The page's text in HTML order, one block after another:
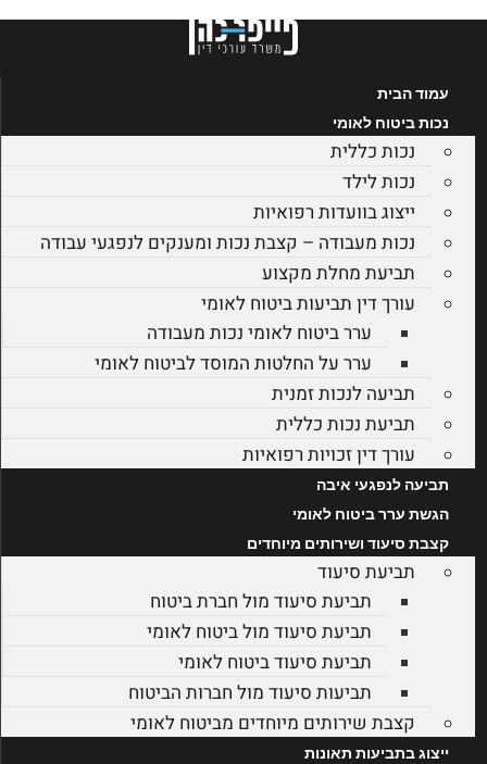
עמוד הבית
נכות ביטוח לאומי
נכות כללית
נכות לילד
ייצוג בוועדות רפואיות
נכות מעבודה – קצבת נכות ומענקים לנפגעי עבודה
תביעת מחלת מקצוע
עורך דין תביעות ביטוח לאומי
ערר ביטוח לאומי נכות מעבודה
ערר על החלטות המוסד לביטוח לאומי
תביעה לנכות זמנית
תביעת נכות כללית
עורך דין זכויות רפואיות
תביעה לנפגעי איבה
הגשת ערר ביטוח לאומי
קצבת סיעוד ושירותים מיוחדים
תביעת סיעוד
תביעת סיעוד מול חברת ביטוח
תביעת סיעוד מול ביטוח לאומי
תביעת סיעוד ביטוח לאומי
תביעות סיעוד מול חברות הביטוח
קצבת שירותים מיוחדים מביטוח לאומי
ייצוג בתביעות תאונות